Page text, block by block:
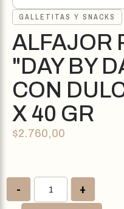
GALLETITAS Y SNACKS
ALFAJOR
"DAY BY
CON
X 40 GR
$2.760,00
- +